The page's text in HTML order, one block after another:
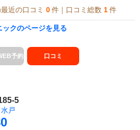
近の口コミ 0 件｜口コミ総数 1 件
クのページを見る
予約 口コミ
5
水戸